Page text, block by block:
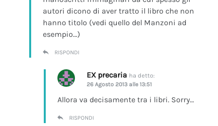
autori dicono di aver tratto il libro che non
hanno titolo (vedi quello del Manzoni ad
esempio…)
RISPONDI
EX precaria ha detto:
26 Agosto 2013 alle 13:51
Allora va decisamente tra i libri. Sorry…
RISPONDI